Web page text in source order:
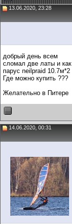
13.06.2020, 23:28
добрый день всем
сломал две латы и
паруc neilpraid 10.7м*2
Где можно купить ???
Желательно в Питере
14.06.2020, 00:31